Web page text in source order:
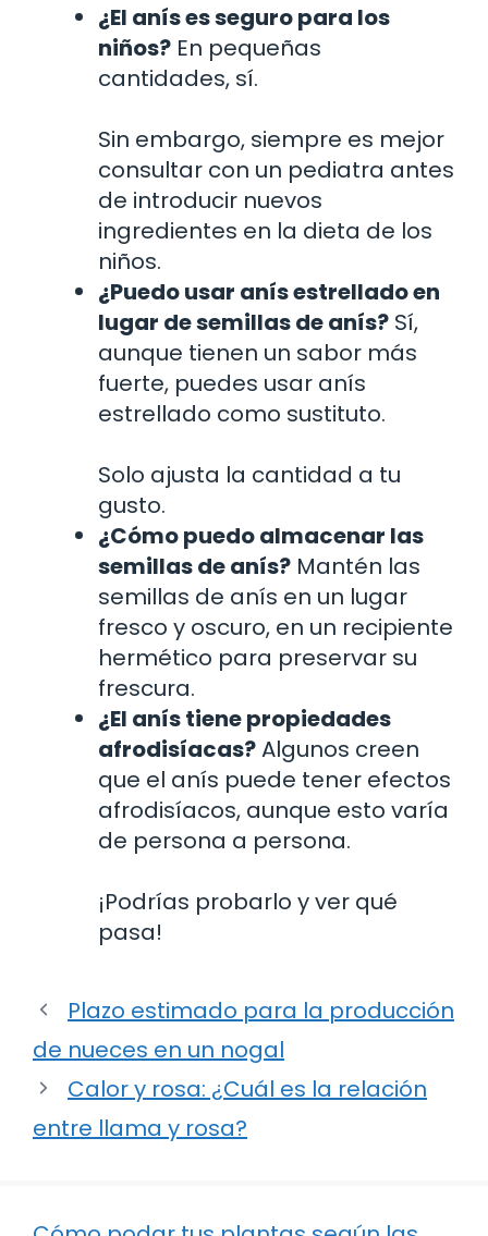
¿El anís es seguro para los
niños? En pequeñas
cantidades, sí.
Sin embargo, siempre es mejor
consultar con un pediatra antes
de introducir nuevos
ingredientes en la dieta de los
niños.
¿Puedo usar anís estrellado en
lugar de semillas de anís? Sí,
aunque tienen un sabor más
fuerte, puedes usar anís
estrellado como sustituto.
Solo ajusta la cantidad a tu
gusto.
¿Cómo puedo almacenar las
semillas de anís? Mantén las
semillas de anís en un lugar
fresco y oscuro, en un recipiente
hermético para preservar su
frescura.
¿El anís tiene propiedades
afrodisíacas?Algunos creen
que el anís puede tener efectos
afrodisíacos, aunque esto varía
de persona a persona.
¡Podrías probarlo y ver qué
pasa!
Plazo estimado para la producción
de nueces en un nogal
Calor y rosa: ¿Cuál es la relación
entre llama y rosa?